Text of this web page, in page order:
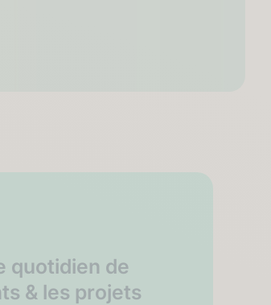
quotidien de
& les projets